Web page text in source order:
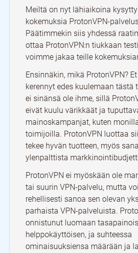
Meiltä on nyt lähiaikoina
kokemuksia ProtonVPN-
Päätimmekin siis yhdessä
ottaa ProtonVPN:n tiukkaan
voimme jakaa teille
Ensinnäkin, mikä ProtonVPN?
kerennyt edes kuulemaan tästä
ei sinänsä ole ihme, sillä
eivät kuulu värikkäät ja
mainoskampanjat, kuten
toimijoilla. ProtonVPN luottaa
tekee hyvän tuotteen, myös
ylenpalttista
ProtonVPN ei myöskään ole
tai suurin VPN-palvelu, mutta
rehellisesti sanoa sen olevan
parhaista VPN-palveluista.
onnistunut luomaan
helppokäyttöisen, ja suhteessa
ominaisuuksiensa määrään ja